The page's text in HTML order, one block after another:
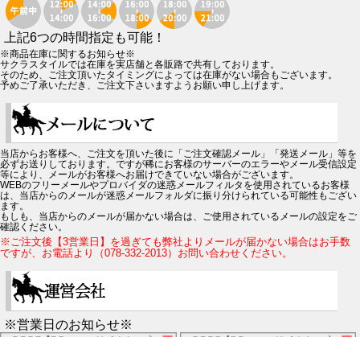
上記6つの時間指定も可能！
※商品在庫に関するお知らせ※
サクラスタイルでは在庫を実店舗と各販路で共有しております。
そのため、ご注文頂いたタイミングによっては在庫がない場合もございます。
予めご了承いただき、ご注文下さいますようお願い申し上げます。
当店からお客様へ、ご注文を頂いた後に「ご注文確認メール」「発送メール」等を
必ずお送りしております。ですが稀にお客様のサーバーのエラーやメール受信設定
等により、メールがお客様へお届けできていない場合がございます。
WEBのフリーメールやプロバイダの迷惑メールフィルタを使用されているお客様
は、当店からのメールが迷惑メールフォルダに振り分けられている可能性もござい
ます。
もしも、当店からのメールが届かない場合は、ご使用されているメールの設定をご
確認ください。
※ご注文後【3営業日】を過ぎても弊社よりメールが届かない場合はお手数
ですが、お電話より（078-332-2013）お問い合わせください。
※営業日のお知らせ※